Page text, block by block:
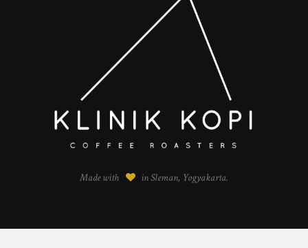
Made with in Sleman, Yogyakarta.